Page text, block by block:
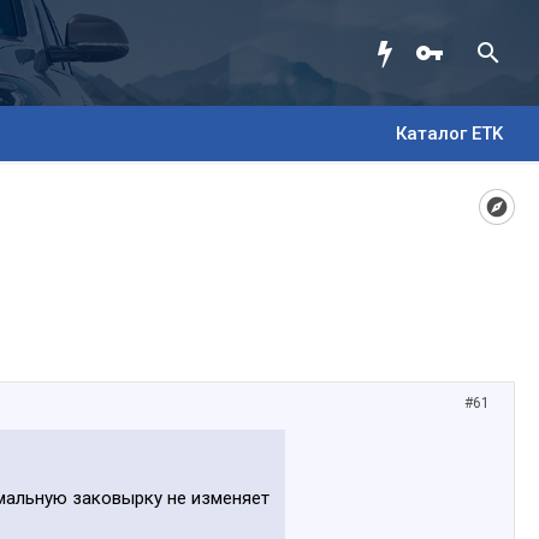
Каталог ETK
#61
заковырку не изменяет